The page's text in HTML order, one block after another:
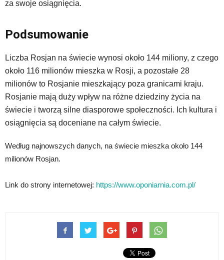
za swoje osiągnięcia.
Podsumowanie
Liczba Rosjan na świecie wynosi około 144 miliony, z czego
około 116 milionów mieszka w Rosji, a pozostałe 28
milionów to Rosjanie mieszkający poza granicami kraju.
Rosjanie mają duży wpływ na różne dziedziny życia na
świecie i tworzą silne diasporowe społeczności. Ich kultura i
osiągnięcia są doceniane na całym świecie.
Według najnowszych danych, na świecie mieszka około 144
milionów Rosjan.
Link do strony internetowej: https://www.oponiarnia.com.pl/